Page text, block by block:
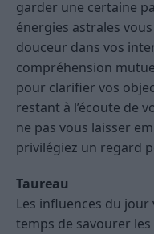
garder une certaine
énergies astrales
douceur dans vos
compréhension
pour clarifier vos
restant à l’écoute de
ne pas vous laisser
privilégiez un regard
Taureau
Les influences du
temps de savourer